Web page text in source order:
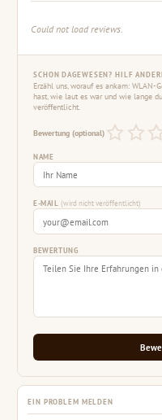
Could not load reviews.
SCHON DAGEWESEN? HILF
Erzähl uns, worauf es ankam:
hast, wie laut es war und wie lange
veröffentlicht.
Bewertung (optional)
NAME
E-MAIL(wird nicht veröffentlicht)
BEWERTUNG
EIN PROBLEM MELDEN